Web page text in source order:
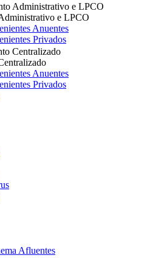
Administrativo e LPCO
e LPCO
Anuentes
Privados
Centralizado
Anuentes
Privados
Afluentes